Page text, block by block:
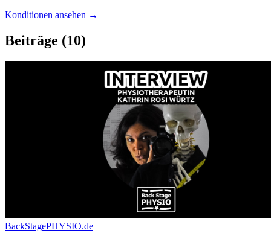
Konditionen ansehen →
Beiträge (10)
BackStagePHYSIO.de